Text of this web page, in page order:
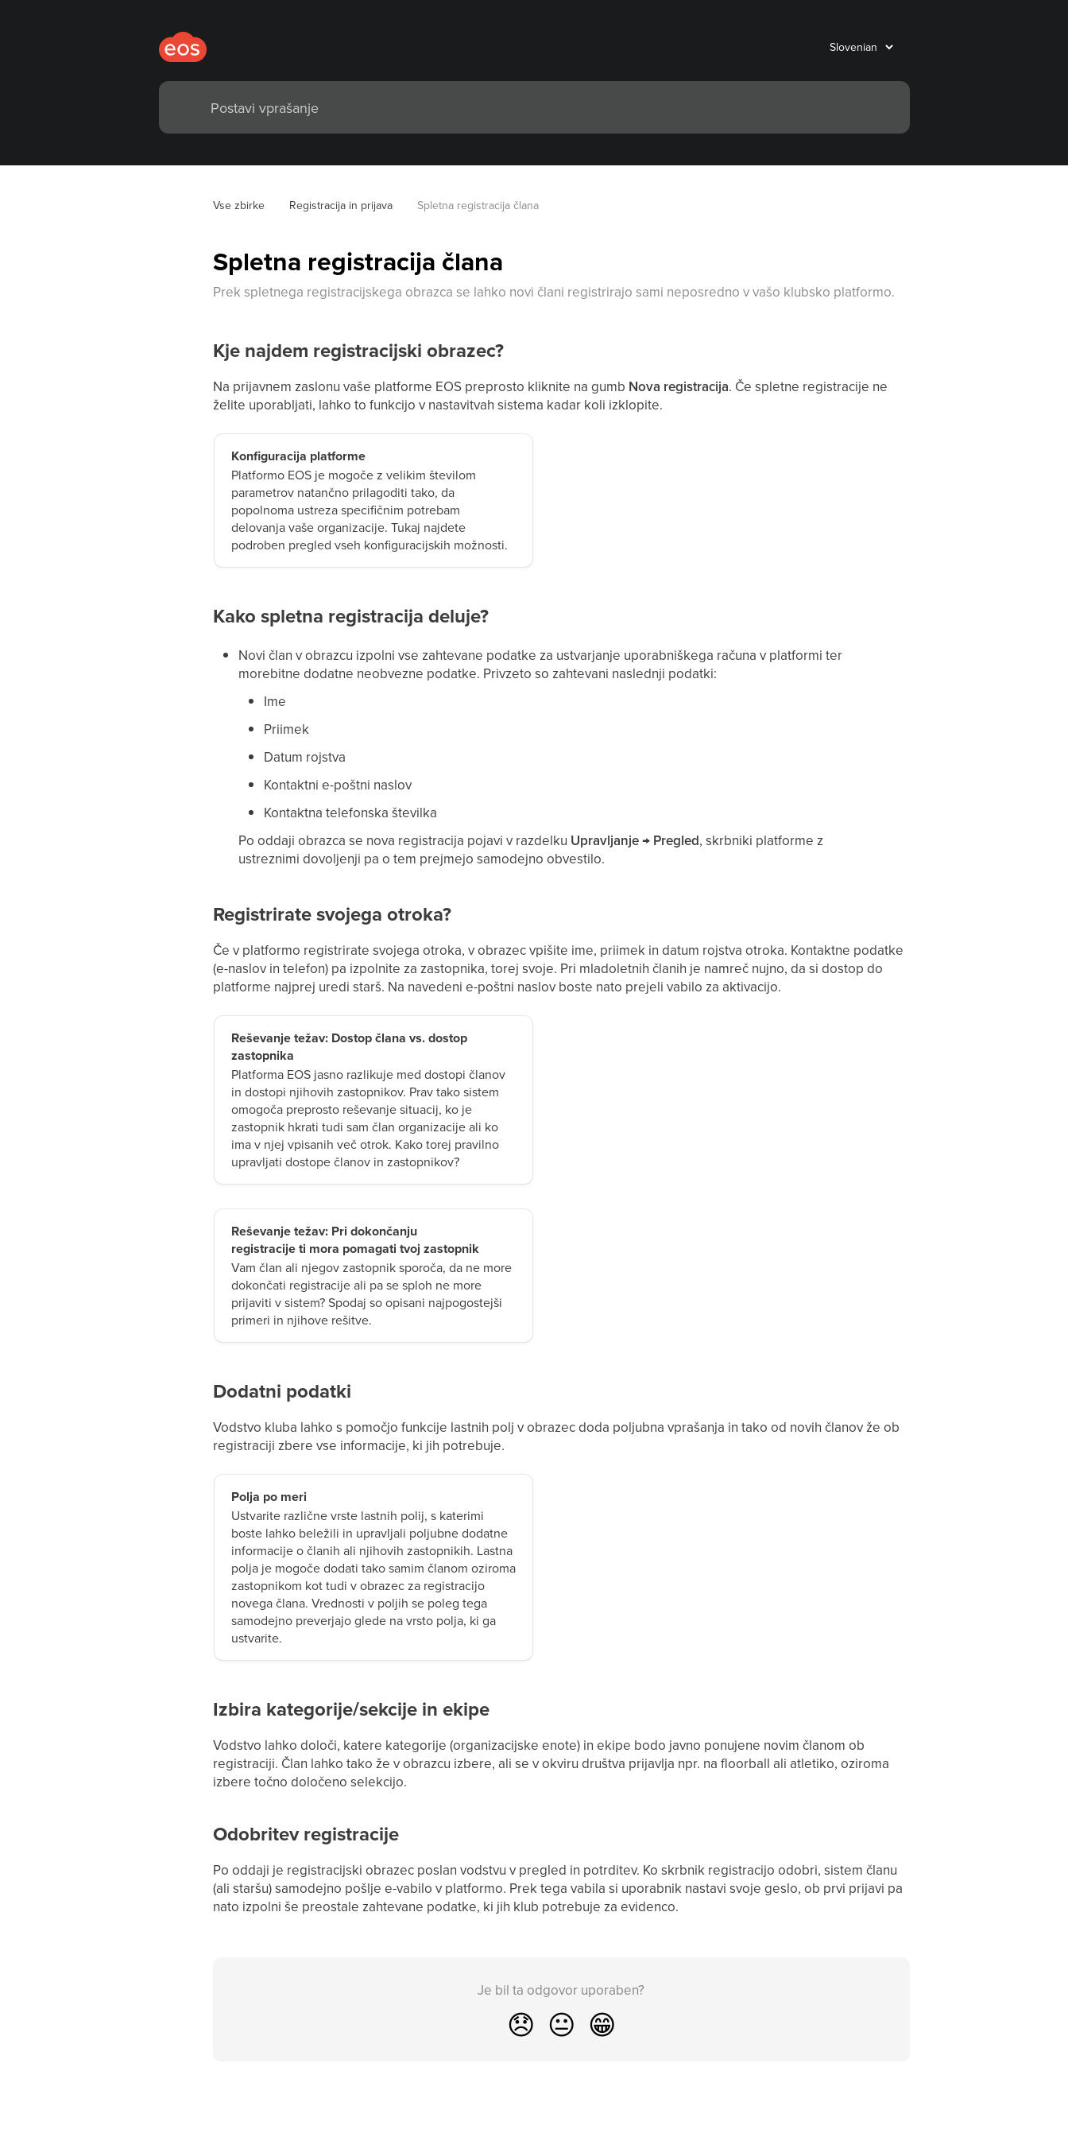
Vse zbirke Registracija in prijava Spletna registracija člana
Spletna registracija člana
Prek spletnega registracijskega obrazca se lahko novi člani registrirajo sami neposredno v vašo klubsko platformo.
Kje najdem registracijski obrazec?
Na prijavnem zaslonu vaše platforme EOS preprosto kliknite na gumb Nova registracija. Če spletne registracije ne
želite uporabljati, lahko to funkcijo v nastavitvah sistema kadar koli izklopite.
Konfiguracija platforme
Platformo EOS je mogoče z velikim številom
parametrov natančno prilagoditi tako, da
popolnoma ustreza specifičnim potrebam
delovanja vaše organizacije. Tukaj najdete
podroben pregled vseh konfiguracijskih možnosti.
Kako spletna registracija deluje?
Novi član v obrazcu izpolni vse zahtevane podatke za ustvarjanje uporabniškega računa v platformi ter
morebitne dodatne neobvezne podatke. Privzeto so zahtevani naslednji podatki:
Ime
Priimek
Datum rojstva
Kontaktni e-poštni naslov
Kontaktna telefonska številka
Po oddaji obrazca se nova registracija pojavi v razdelku Upravljanje → Pregled, skrbniki platforme z
ustreznimi dovoljenji pa o tem prejmejo samodejno obvestilo.
Registrirate svojega otroka?
Če v platformo registrirate svojega otroka, v obrazec vpišite ime, priimek in datum rojstva otroka. Kontaktne podatke
(e-naslov in telefon) pa izpolnite za zastopnika, torej svoje. Pri mladoletnih članih je namreč nujno, da si dostop do
platforme najprej uredi starš. Na navedeni e-poštni naslov boste nato prejeli vabilo za aktivacijo.
Reševanje težav: Dostop člana vs. dostop
zastopnika
Platforma EOS jasno razlikuje med dostopi članov
in dostopi njihovih zastopnikov. Prav tako sistem
omogoča preprosto reševanje situacij, ko je
zastopnik hkrati tudi sam član organizacije ali ko
ima v njej vpisanih več otrok. Kako torej pravilno
upravljati dostope članov in zastopnikov?
Reševanje težav: Pri dokončanju
registracije ti mora pomagati tvoj zastopnik
Vam član ali njegov zastopnik sporoča, da ne more
dokončati registracije ali pa se sploh ne more
prijaviti v sistem? Spodaj so opisani najpogostejši
primeri in njihove rešitve.
Dodatni podatki
Vodstvo kluba lahko s pomočjo funkcije lastnih polj v obrazec doda poljubna vprašanja in tako od novih članov že ob
registraciji zbere vse informacije, ki jih potrebuje.
Polja po meri
Ustvarite različne vrste lastnih polij, s katerimi
boste lahko beležili in upravljali poljubne dodatne
informacije o članih ali njihovih zastopnikih. Lastna
polja je mogoče dodati tako samim članom oziroma
zastopnikom kot tudi v obrazec za registracijo
novega člana. Vrednosti v poljih se poleg tega
samodejno preverjajo glede na vrsto polja, ki ga
ustvarite.
Izbira kategorije/sekcije in ekipe
Vodstvo lahko določi, katere kategorije (organizacijske enote) in ekipe bodo javno ponujene novim članom ob
registraciji. Član lahko tako že v obrazcu izbere, ali se v okviru društva prijavlja npr. na floorball ali atletiko, oziroma
izbere točno določeno selekcijo.
Odobritev registracije
Po oddaji je registracijski obrazec poslan vodstvu v pregled in potrditev. Ko skrbnik registracijo odobri, sistem članu
(ali staršu) samodejno pošlje e-vabilo v platformo. Prek tega vabila si uporabnik nastavi svoje geslo, ob prvi prijavi pa
nato izpolni še preostale zahtevane podatke, ki jih klub potrebuje za evidenco.
Je bil ta odgovor uporaben?
😞 😐 😁